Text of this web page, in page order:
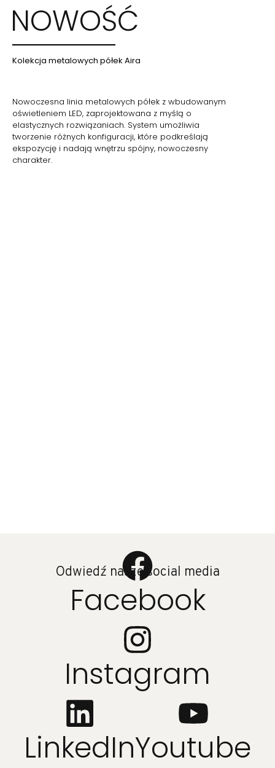
NOWOŚĆ
Kolekcja metalowych półek Aira
Nowoczesna linia metalowych półek z wbudowanym
oświetleniem LED, zaprojektowana z myślą o
elastycznych rozwiązaniach. System umożliwia
tworzenie różnych konfiguracji, które podkreślają
ekspozycję i nadają wnętrzu spójny, nowoczesny
charakter.
Odwiedź nasze social media
Facebook
Instagram
LinkedInYoutube